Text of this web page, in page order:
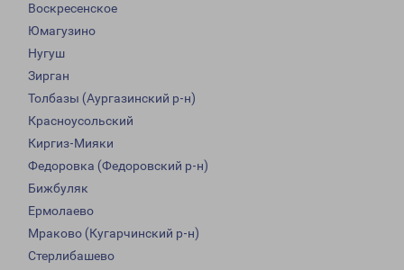
Воскресенское
Юмагузино
Нугуш
Зирган
Толбазы (Аургазинский р-н)
Красноусольский
Киргиз-Мияки
Федоровка (Федоровский р-н)
Бижбуляк
Ермолаево
Мраково (Кугарчинский р-н)
Стерлибашево